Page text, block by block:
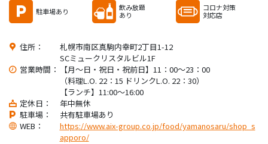
駐車場あり
飲み放題
あり
コロナ対策
対応店
住所：
札幌市南区真駒内幸町2丁目1-12
SCミュークリスタルビル1F
営業時間：
【月～日・祝日・祝前日】11：00～23：00
（料理L.O. 22：15 ドリンクL.O. 22：30）
【ランチ】11:00～16:00
定休日：
年中無休
駐車場：
共有駐車場あり
WEB：
https://www.aix-group.co.jp/food/yamanosaru/shop_s
apporo/